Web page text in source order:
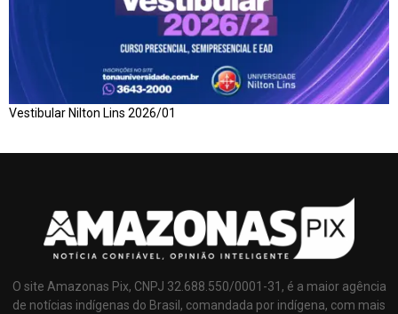
Vestibular Nilton Lins 2026/01
O site Amazonas Pix, CNPJ 32.688.550/0001-31, é a maior agência
de notícias indígenas do Brasil, comandada por indígena, com mais